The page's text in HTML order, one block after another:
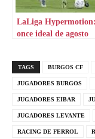
LaLiga
once ideal de agosto
TAGS BURGOS CF
JUGADORES BURGOS
JUGADORES EIBAR
JUGADORES LEVANTE
RACING DE FERROL